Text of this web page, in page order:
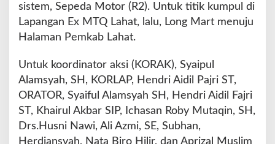
sistem, Sepeda Motor (R2). Untuk titik kumpul di
Lapangan Ex MTQ Lahat, lalu, Long Mart menuju
Halaman Pemkab Lahat.
Untuk koordinator aksi (KORAK), Syaipul
Alamsyah, SH, KORLAP, Hendri Aidil Pajri ST,
ORATOR, Syaiful Alamsyah SH, Hendri Aidil Fajri
ST, Khairul Akbar SIP, Ichasan Roby Mutaqin, SH,
Drs.Husni Nawi, Ali Azmi, SE, Subhan,
Herdiansyah, Nata Biro Hilir, dan Aprizal Muslim